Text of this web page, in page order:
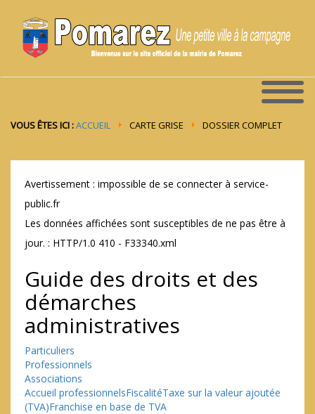
VOUS ÊTES ICI :ACCUEIL CARTE GRISE DOSSIER COMPLET
Avertissement : impossible de se connecter à service-
public.fr
Les données affichées sont susceptibles de ne pas être à
jour. : HTTP/1.0 410 - F33340.xml
Guide des droits et des
démarches
administratives
Particuliers
Professionnels
Associations
Accueil professionnelsFiscalitéTaxe sur la valeur ajoutée
(TVA)Franchise en base de TVA